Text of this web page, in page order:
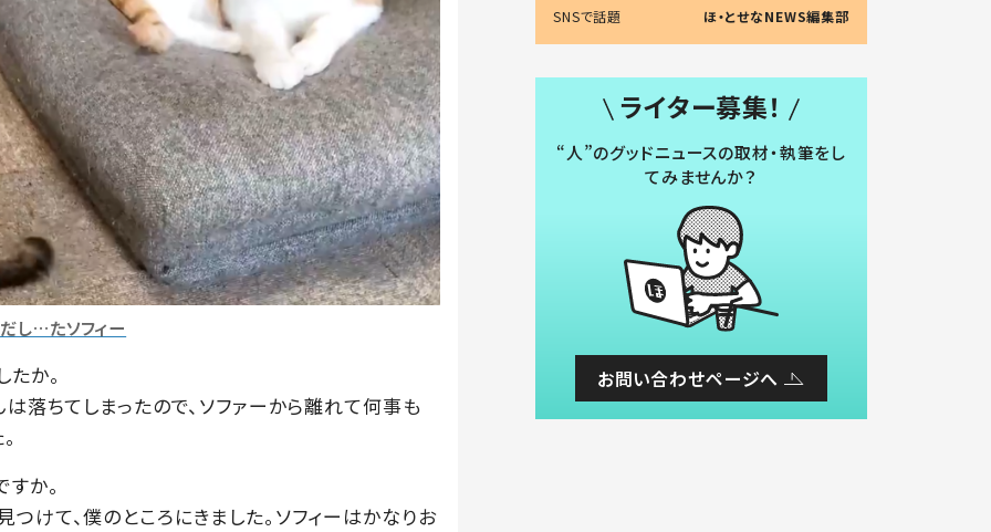
だし…たソフィー
か。
は落ちてしまったので、ソファーから離れて何事も
か。
けて、僕のところにきました。ソフィーはかなりお
る理由とは #令和の親 #令和の子
SNSで話題 ほ・とせなNEWS編集部
ライター募集！
“人”のグッドニュースの取材・執筆をし
てみませんか？
お問い合わせページへ